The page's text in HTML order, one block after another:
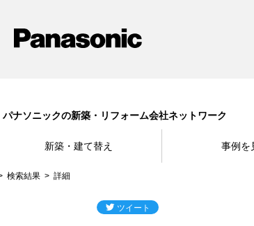
パナソニックの新築・リフォーム会社ネットワーク
新築・建て替え 事例を
検索結果 詳細